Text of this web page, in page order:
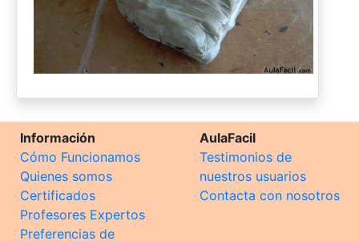
Información
Cómo Funcionamos
Quienes somos
Certificados
Profesores Expertos
Preferencias de
AulaFacil
Testimonios de
nuestros usuarios
Contacta con nosotros